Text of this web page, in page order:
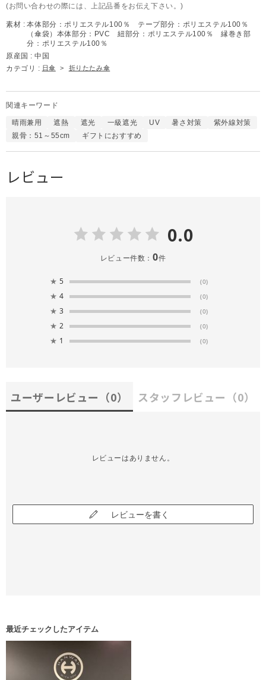
(お問い合わせの際には、上記品番をお伝え下さい。)
素材 : 本体部分：ポリエステル100％ テープ部分：ポリエステル100％
（傘袋）本体部分：PVC 紐部分：ポリエステル100％ 縁巻き部
分：ポリエステル100％
原産国 : 中国
カテゴリ : 日傘 > 折りたたみ傘
関連キーワード
晴雨兼用 遮熱 遮光 一級遮光 UV 暑さ対策
紫外線対策
親骨：51～55cm
ギフトにおすすめ
レビュー
0.0
レビュー件数： 0件
★ 5 (0)
★ 4 (0)
★ 3 (0)
★ 2 (0)
★ 1 (0)
ユーザーレビュー （0） スタッフレビュー （0）
レビューはありません。
レビューを書く
最近チェックしたアイテム